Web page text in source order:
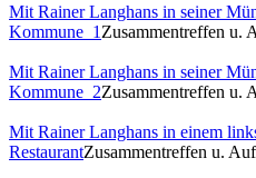
Mit Rainer Langhans in seiner
Kommune_1 Zusammentreffen u.
Mit Rainer Langhans in seiner
Kommune_2Zusammentreffen u.
Mit Rainer Langhans in einem
RestaurantZusammentreffen u.